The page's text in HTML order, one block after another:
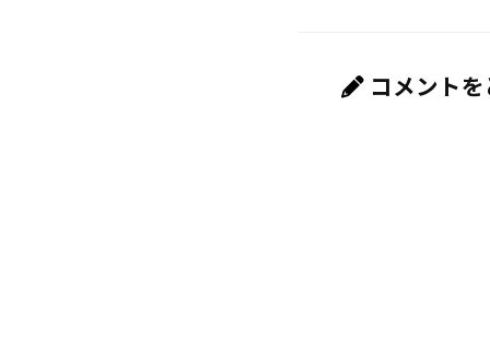
コメント